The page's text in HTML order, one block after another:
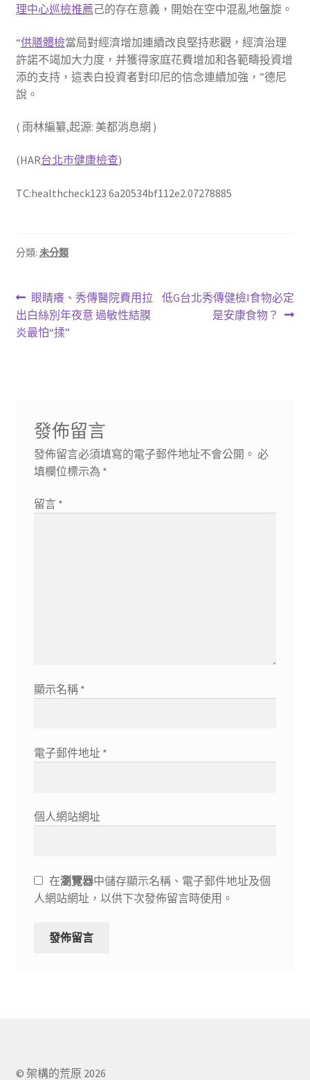
理中心巡檢推薦己的存在意義，開始在空中混亂地盤旋。
“供膳體檢當局對經濟增加連續改良堅持悲觀，經濟治理
許諾不竭加大力度，并獲得家庭花費增加和各範疇投資增
添的支持，這表白投資者對印尼的信念連續加強，”德尼
說。
( 雨林編纂,起源: 美都消息網 )
(HAR台北巿健康檢查)
TC:healthcheck123 6a20534bf112e2.07278885
分類: 未分類
文
章
上
一
篇
眼睛癢、秀傳醫院費用拉
出白絲別年夜意 過敏性結膜
炎最怕“揉”
下
低G台北秀傳健檢I食物必定
是安康食物？
發佈留言
發佈留言必須填寫的電子郵件地址不會公開。 必
填欄位標示為 *
留言 *
顯示名稱 *
電子郵件地址 *
個人網站網址
在瀏覽器中儲存顯示名稱、電子郵件地址及個
人網站網址，以供下次發佈留言時使用。
© 架構的荒原 2026